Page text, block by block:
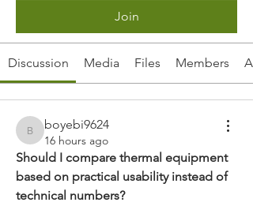
Join
Discussion Media Files Members
boyebi9624
boyebi9624
16 hours ago
Should I compare thermal equipment
based on practical usability instead of
technical numbers?